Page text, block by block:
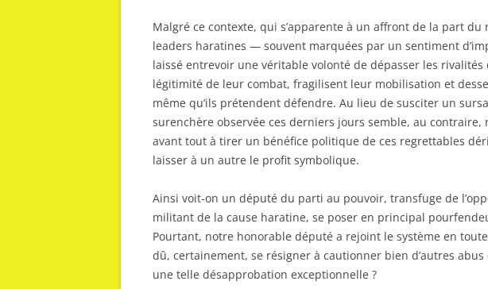
Malgré ce contexte, qui s’apparente à un affront de la part du
leaders haratines — souvent marquées par un sentiment
laissé entrevoir une véritable volonté de dépasser les
légitimité de leur combat, fragilisent leur mobilisation et
même qu’ils prétendent défendre. Au lieu de susciter un
surenchère observée ces derniers jours semble, au contraire,
avant tout à tirer un bénéfice politique de ces regrettables
laisser à un autre le profit symbolique.
Ainsi voit-on un député du parti au pouvoir, transfuge de
militant de la cause haratine, se poser en principal
Pourtant, notre honorable député a rejoint le système en
dû, certainement, se résigner à cautionner bien d’autres
une telle désapprobation exceptionnelle ?